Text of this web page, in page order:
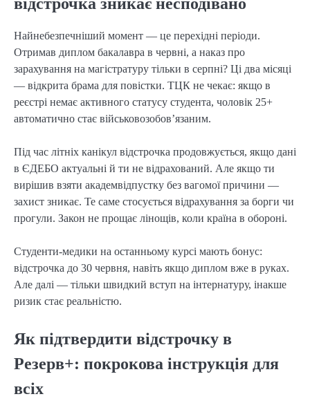
відстрочка зникає несподівано
Найнебезпечніший момент — це перехідні періоди.
Отримав диплом бакалавра в червні, а наказ про
зарахування на магістратуру тільки в серпні? Ці два місяці
— відкрита брама для повістки. ТЦК не чекає: якщо в
реєстрі немає активного статусу студента, чоловік 25+
автоматично стає військовозобов’язаним.
Під час літніх канікул відстрочка продовжується, якщо дані
в ЄДЕБО актуальні й ти не відрахований. Але якщо ти
вирішив взяти академвідпустку без вагомої причини —
захист зникає. Те саме стосується відрахування за борги чи
прогули. Закон не прощає лінощів, коли країна в обороні.
Студенти-медики на останньому курсі мають бонус:
відстрочка до 30 червня, навіть якщо диплом вже в руках.
Але далі — тільки швидкий вступ на інтернатуру, інакше
ризик стає реальністю.
Як підтвердити відстрочку в
Резерв+: покрокова інструкція для
всіх